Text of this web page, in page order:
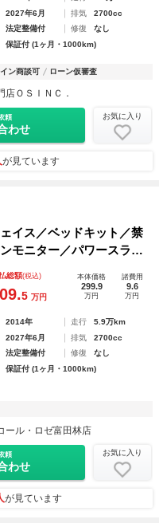
2027年6月 排気
2700cc
法定整備付 修復
なし
保証付 (1ヶ月・1000km)
ン商談可 ローン仮審査
店ＯＳＩＮＣ．
頼
わせ
お気に入り
が見ています
ス／ベッドキット／禁
モニター／パワースライ
／ナイトロパワーホイー
ラ／プッシュスタート／
総額(税込)
5 万円
本体価格
299.9
万円
諸費用
9.6
万円
2014年 走行
5.9万km
2027年6月 排気
2700cc
法定整備付 修復
なし
保証付 (1ヶ月・1000km)
ル・ロゼ富田林店
頼
わせ
お気に入り
が見ています